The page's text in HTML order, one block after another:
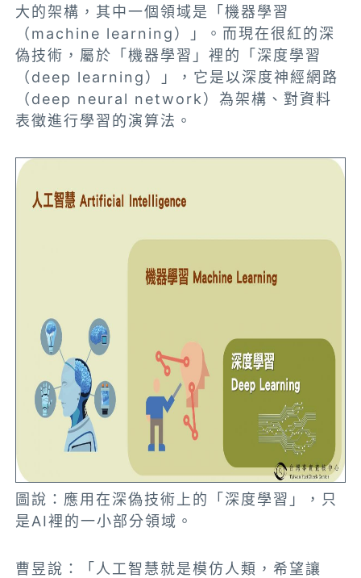
大的架構，其中一個領域是「機器學習
（machine learning）」。而現在很紅的深
偽技術，屬於「機器學習」裡的「深度學習
（deep learning）」，它是以深度神經網路
（deep neural network）為架構、對資料
表徵進行學習的演算法。
圖說：應用在深偽技術上的「深度學習」，只
是AI裡的一小部分領域。
曹昱說：「人工智慧就是模仿人類，希望讓